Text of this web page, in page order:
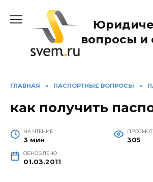
содержанию
вопросы и
ГЛАВНАЯ » ПАСПОРТНЫЕ ВОПРОСЫ »
как получить
НА ЧТЕНИЕ
3 мин 305
ОБНОВЛЕНО
01.03.2011